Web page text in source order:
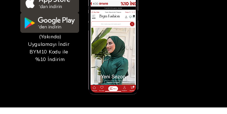
(Yakında)
Uygulamayı İndir
BYM10 Kodu ile
%10 İndirim